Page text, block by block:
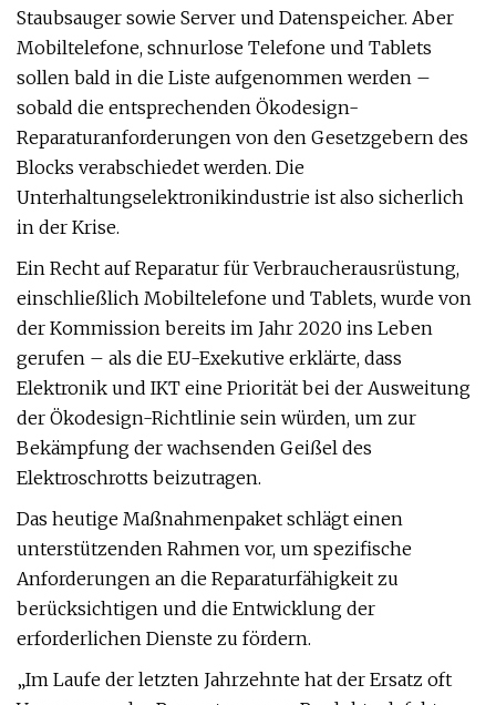
Staubsauger sowie Server und Datenspeicher. Aber
Mobiltelefone, schnurlose Telefone und Tablets
sollen bald in die Liste aufgenommen werden –
sobald die entsprechenden Ökodesign-
Reparaturanforderungen von den Gesetzgebern des
Blocks verabschiedet werden. Die
Unterhaltungselektronikindustrie ist also sicherlich
in der Krise.
Ein Recht auf Reparatur für Verbraucherausrüstung,
einschließlich Mobiltelefone und Tablets, wurde von
der Kommission bereits im Jahr 2020 ins Leben
gerufen – als die EU-Exekutive erklärte, dass
Elektronik und IKT eine Priorität bei der Ausweitung
der Ökodesign-Richtlinie sein würden, um zur
Bekämpfung der wachsenden Geißel des
Elektroschrotts beizutragen.
Das heutige Maßnahmenpaket schlägt einen
unterstützenden Rahmen vor, um spezifische
Anforderungen an die Reparaturfähigkeit zu
berücksichtigen und die Entwicklung der
erforderlichen Dienste zu fördern.
„Im Laufe der letzten Jahrzehnte hat der Ersatz oft